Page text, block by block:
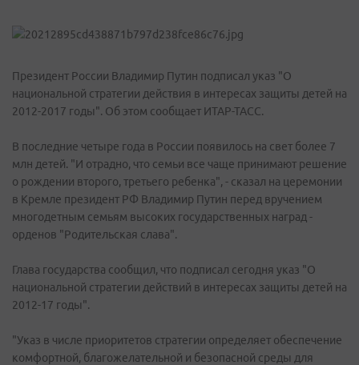
Президент России Владимир Путин подписал указ "О
национальной стратегии действия в интересах защиты детей на
2012-2017 годы". Об этом сообщает ИТАР-ТАСС.
В последние четыре года в России появилось на свет более 7
млн детей. "И отрадно, что семьи все чаще принимают решение
о рождении второго, третьего ребенка", - сказал на церемонии
в Кремле президент РФ Владимир Путин перед вручением
многодетным семьям высоких государственных наград -
орденов "Родительская слава".
Глава государства сообщил, что подписал сегодня указ "О
национальной стратегии действий в интересах защиты детей на
2012-17 годы".
"Указ в числе приоритетов стратегии определяет обеспечение
комфортной, благожелательной и безопасной среды для